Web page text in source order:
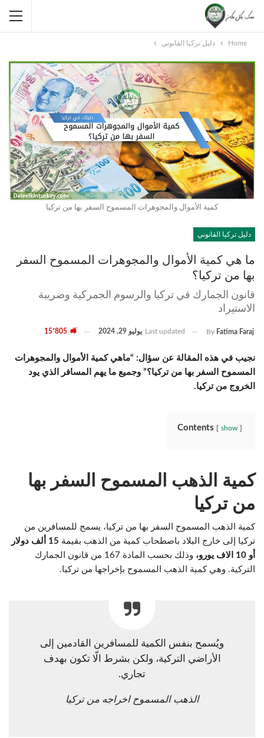
Home دليل تركيا القانوني
كمية الأموال والمجوهرات المسموح السفر بها من تركيا
دليل تركيا القانوني
ما هي كمية الأموال والمجوهرات المسموح السفر
بها من تركيا؟
قانون الجمارك في تركيا والرسوم الجمركية وضريبة
الاستيراد
By Fatima Faraj
Last updated يوليو 29, 2024
نجيب في هذه المقالة عن سؤال: “ماهي كمية الأموال والمجوهرات
المسموح السفر بها من تركيا؟” وجميع ما يهم المسافر الذي يود
الخروج من تركيا.
Contents show
كمية الذهب المسموح السفر بها
من تركيا
كمية الذهب المسموح السفر بها من تركيا، يسمح للمسافرين من
تركيا إلى خارج البلاد باصطحاب كمية من الذهب بقيمة
15 ألف دولار
أو 10 الاف يورو،
وذلك بحسب المادة 167 من قانون الجمارك
التركية. وهي كمية الذهب المسموح بإخراجها من تركيا.
ويُسمح بنفس الكمية للمسافرين القادمين إلى
الأراضي التركية، ولكن بشرط الّا تكون بهدف
تجاري.
الذهب المسموح اخراجه من تركيا